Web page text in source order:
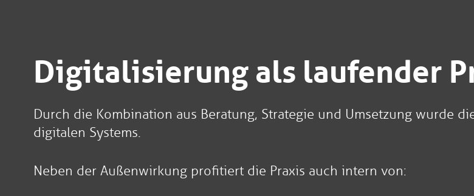
Digitalisierung als laufender
Durch die Kombination aus Beratung, Strategie und Umsetzung wurde
digitalen Systems.
Neben der Außenwirkung profitiert die Praxis auch intern von: